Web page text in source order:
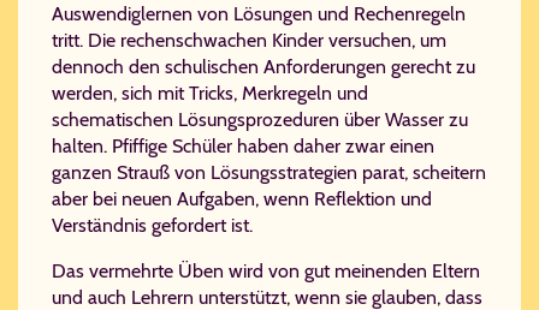
Auswendiglernen von Lösungen und Rechenregeln
tritt. Die rechenschwachen Kinder versuchen, um
dennoch den schulischen Anforderungen gerecht zu
werden, sich mit Tricks, Merkregeln und
schematischen Lösungsprozeduren über Wasser zu
halten. Pfiffige Schüler haben daher zwar einen
ganzen Strauß von Lösungsstrategien parat, scheitern
aber bei neuen Aufgaben, wenn Reflektion und
Verständnis gefordert ist.
Das vermehrte Üben wird von gut meinenden Eltern
und auch Lehrern unterstützt, wenn sie glauben, dass